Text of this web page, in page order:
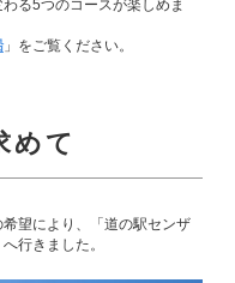
る5つのコースが楽しめま
」をご覧ください。
めて
望により、「道の駅センザ
行きました。